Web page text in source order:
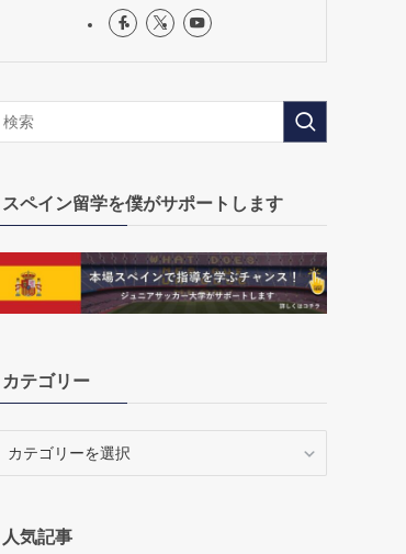
スペイン留学を僕がサポートします
カテゴリー
ー人気記事